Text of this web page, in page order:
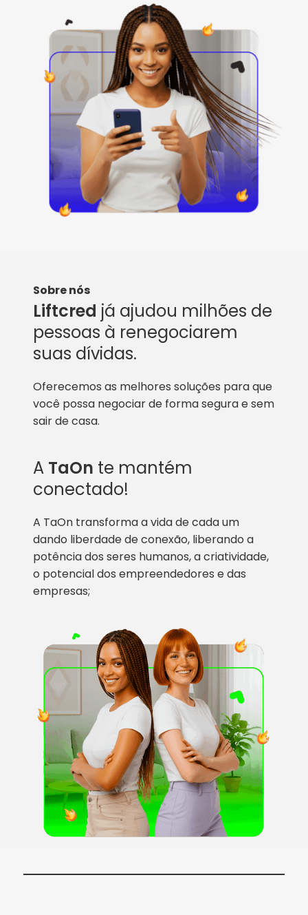
Sobre nós
Liftcred já ajudou milhões de
pessoas à renegociarem
suas dívidas.
Oferecemos as melhores soluções para que
você possa negociar de forma segura e sem
sair de casa.
A TaOn te mantém
conectado!
A TaOn transforma a vida de cada um
dando liberdade de conexão, liberando a
potência dos seres humanos, a criatividade,
o potencial dos empreendedores e das
empresas;